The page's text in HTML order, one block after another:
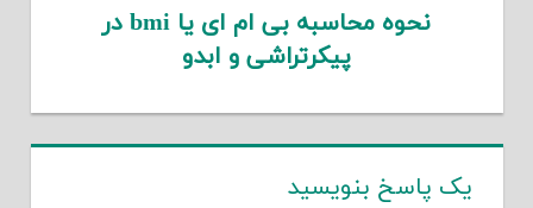
نحوه محاسبه بی ام ای یا bmi در
پیکرتراشی و ابدو
یک پاسخ بنویسید